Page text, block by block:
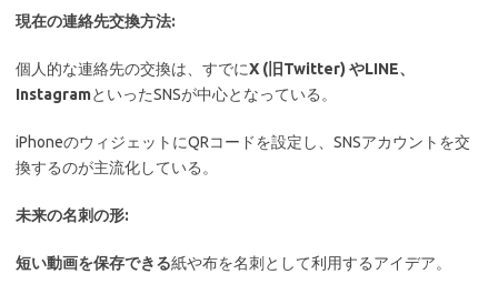
現在の連絡先交換方法:
個人的な連絡先の交換は、すでにX (旧Twitter) やLINE、
InstagramといったSNSが中心となっている。
iPhoneのウィジェットにQRコードを設定し、SNSアカウントを交
換するのが主流化している。
未来の名刺の形:
短い動画を保存できる紙や布を名刺として利用するアイデア。